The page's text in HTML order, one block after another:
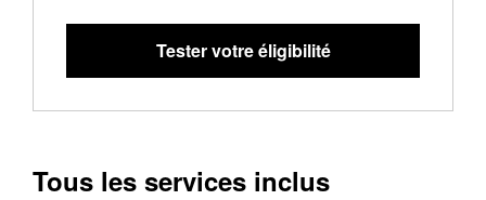
Tester votre éligibilité
Tous les services inclus